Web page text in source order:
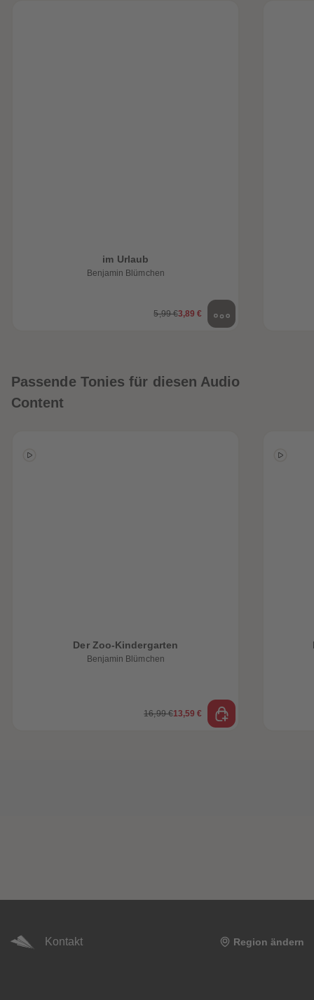
im Urlaub
Benjamin Blümchen
5,99 €3,89 €
Passende Tonies für diesen Audio
Content
Der Zoo-Kindergarten
Benjamin Blümchen
16,99 €13,59 €
Kontakt Region ändern